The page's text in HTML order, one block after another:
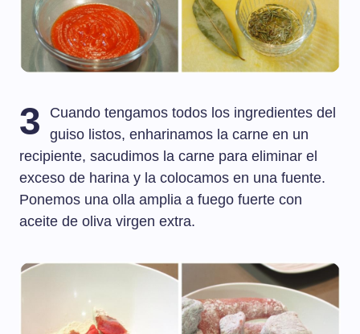
3
Cuando tengamos todos los ingredientes del
guiso listos, enharinamos la carne en un
recipiente, sacudimos la carne para eliminar el
exceso de harina y la colocamos en una fuente.
Ponemos una olla amplia a fuego fuerte con
aceite de oliva virgen extra.